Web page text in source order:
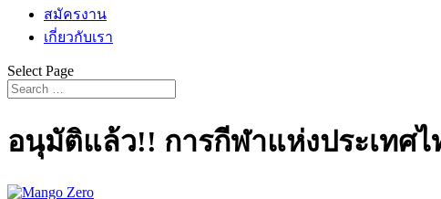
สมัครงาน
เกี่ยวกับเรา
Select Page
อนุมัติแล้ว!! การกีฬาแห่งประเทศไ